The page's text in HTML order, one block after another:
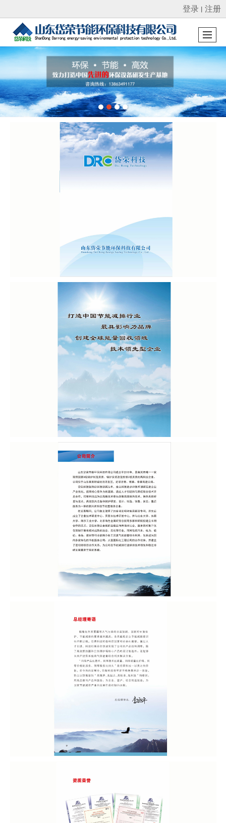
很遗憾，因您的浏览器版本过低导致无法获得最佳浏览体验，推荐下载安装谷歌浏览器！
登录 丨 注册